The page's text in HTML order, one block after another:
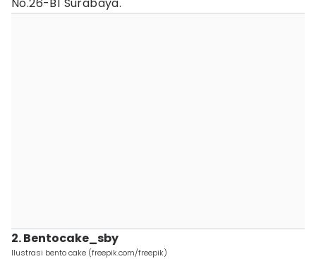
2. Bentocake_sby
Ilustrasi bento cake (freepik.com/freepik)